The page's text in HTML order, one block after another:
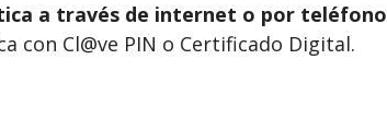
a través de internet o por teléfono
con Cl@ve PIN o Certificado Digital.